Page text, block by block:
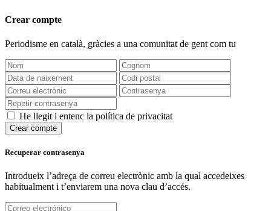
Crear compte
Periodisme en català, gràcies a una comunitat de gent com tu
He llegit i entenc la política de privacitat
Crear compte
Recuperar contrasenya
Introdueix l’adreça de correu electrònic amb la qual accedeixes
habitualment i t’enviarem una nova clau d’accés.